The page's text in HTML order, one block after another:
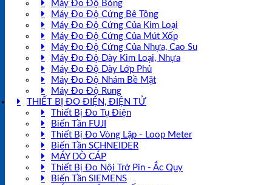
Máy Đo Độ Bóng
Máy Đo Độ Cứng Bê Tông
Máy Đo Độ Cứng Của Kim Loại
Máy Đo Độ Cứng Của Mút Xốp
Máy Đo Độ Cứng Của Nhựa, Cao Su
Máy Đo Độ Dày Kim Loại, Nhựa
Máy Đo Độ Dày Lớp Phủ
Máy Đo Độ Nhám Bề Mặt
Máy Đo Độ Rung
THIẾT BỊ ĐO ĐIỆN, ĐIỆN TỬ
Thiết Bị Đo Tụ Điện
Biến Tần FUJI
Thiết Bị Đo Vòng Lặp - Loop Meter
Biến Tần SCHNEIDER
MÁY DÒ CÁP
Thiết Bị Đo Nội Trở Pin - Ắc Quy
Biến Tần SIEMENS